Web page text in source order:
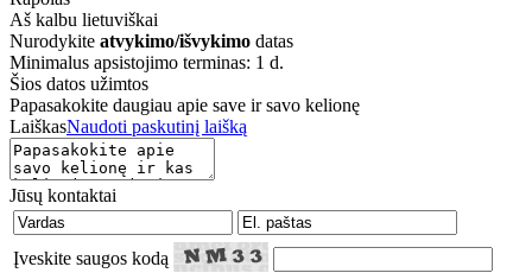
Aš kalbu lietuviškai
Nurodykite atvykimo/išvykimo datas
Minimalus apsistojimo terminas: 1 d.
Šios datos užimtos
Papasakokite daugiau apie save ir savo kelionę
LaiškasNaudoti paskutinį laišką
Jūsų kontaktai
Įveskite saugos kodą